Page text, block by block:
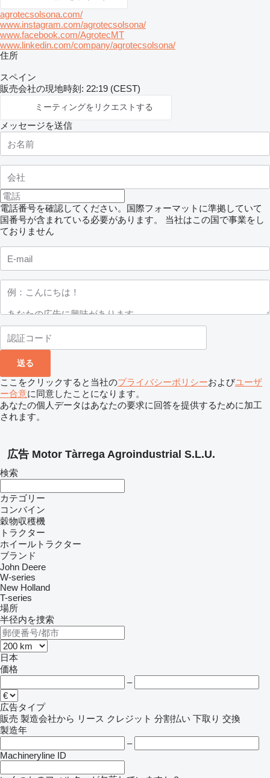
agrotecsolsona.com/
www.instagram.com/agrotecsolsona/
www.facebook.com/AgrotecMT
www.linkedin.com/company/agrotecsolsona/
住所
スペイン
販売会社の現地時刻: 22:19 (CEST)
ミーティングをリクエストする
メッセージを送信
電話番号を確認してください。国際フォーマットに準拠していて
国番号が含まれている必要があります。
当社はこの国で事業をし
ておりません
ここをクリックすると当社のプライバシーポリシーおよびユーザ
ー合意に同意したことになります。
あなたの個人データはあなたの要求に回答を提供するために加工
されます。
広告 Motor Tàrrega Agroindustrial S.L.U.
検索
カテゴリー
コンバイン
穀物収穫機
トラクター
ホイールトラクター
ブランド
John Deere
W-series
New Holland
T-series
場所
半径内を捜索
日本
価格
–
広告タイプ
販売 製造会社から リース クレジット 分割払い 下取り 交換
製造年
–
Machineryline ID